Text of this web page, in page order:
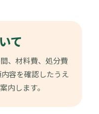
て
、材料費、処分費
容を確認したうえ
内します。